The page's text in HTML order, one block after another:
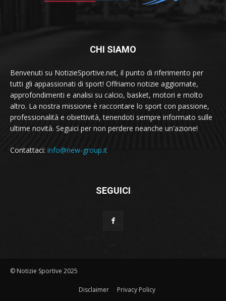
CHI SIAMO
Benvenuti su NotizieSportive.net, il punto di riferimento per
tutti gli appassionati di sport! Offriamo notizie aggiornate,
approfondimenti e analisi su calcio, basket, motori e molto
altro. La nostra missione è raccontare lo sport con passione,
professionalità e obiettività, tenendoti sempre informato sulle
ultime novità. Seguici per non perdere neanche un'azione!
Contattaci: info@new-group.it
SEGUICI
© Notizie Sportive 2025
Disclaimer Privacy Policy